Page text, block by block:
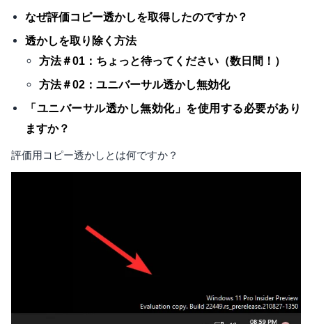
なぜ評価コピー透かしを取得したのですか？
透かしを取り除く方法
方法＃01：ちょっと待ってください（数日間！）
方法＃02：ユニバーサル透かし無効化
「ユニバーサル透かし無効化」を使用する必要があり
ますか？
評価用コピー透かしとは何ですか？